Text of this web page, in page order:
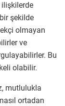
şekilde
olmayan
ve
Bu
olabilir.
mutlulukla
ortadan